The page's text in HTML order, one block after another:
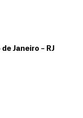
Janeiro – RJ